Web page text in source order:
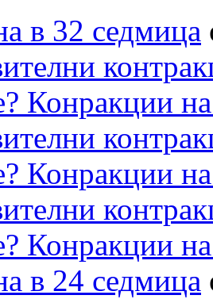
в 32 седмица
Конракции
Конракции
Конракции
в 24 седмица